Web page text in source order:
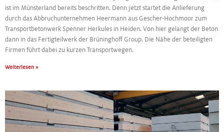
ist im Münsterland bereits beschritten. Denn jetzt startet die Anlieferung
durch das Abbruchunternehmen Heermann aus Gescher-Hochmoor zum
Transportbetonwerk Spenner Herkules in Heiden. Von hier gelangt der Beton
dann in das Fertigteilwerk der Brüninghoff Group. Die Nähe der beteiligten
Firmen führt dabei zu kurzen Transportwegen.
Weiterlesen »